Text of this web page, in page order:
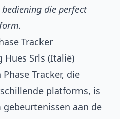
die perfect
Tracker
Hues Srls (Italië)
Tracker, die
platforms, is
aan de